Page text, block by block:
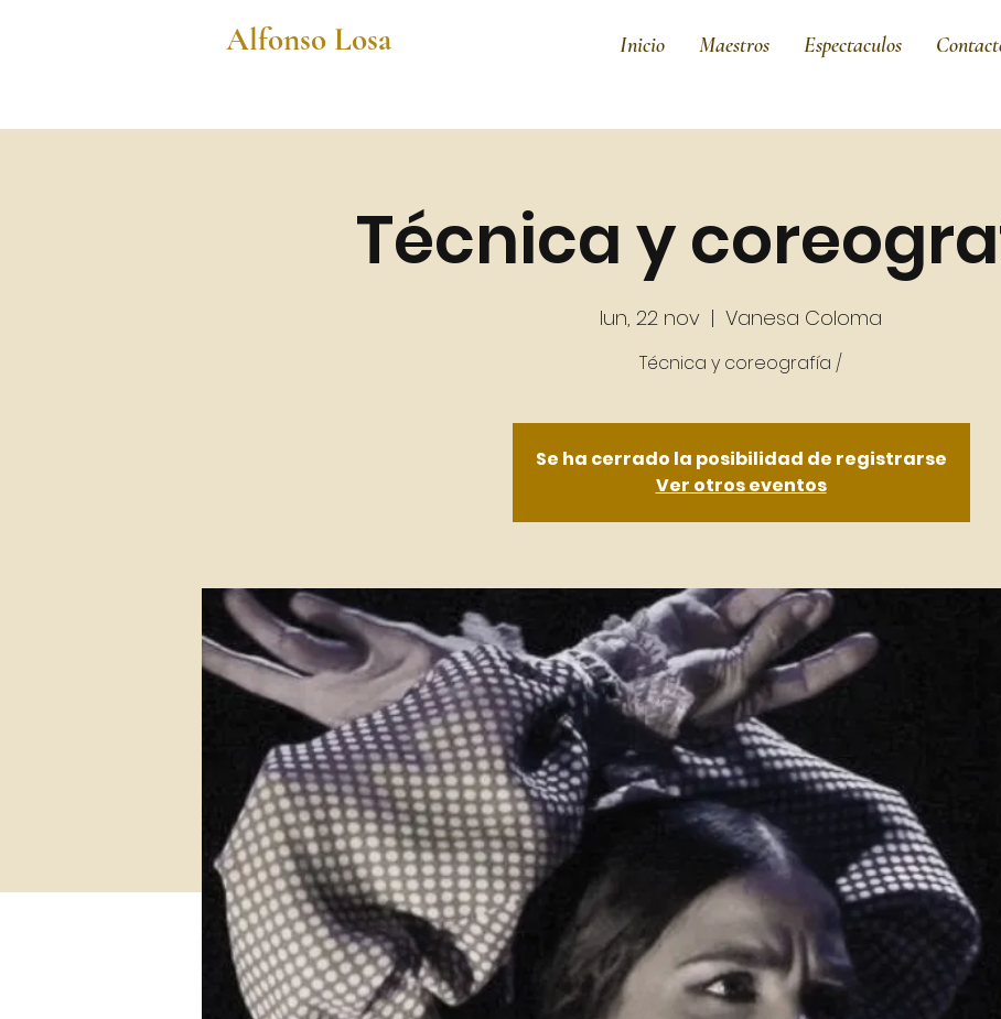
Alfonso Losa Inicio Maestros Espectaculos
Técnica y
lun, 22 nov
  |
Vanesa Coloma
Se ha cerrado la posibilidad de registrarse
Ver otros eventos